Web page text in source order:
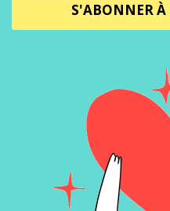
S'ABONNER À